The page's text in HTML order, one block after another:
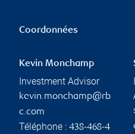
Coordonnées
Kevin Monchamp
Investment Advisor
kevin.monchamp@rb
c.com
Téléphone : 438-468-4